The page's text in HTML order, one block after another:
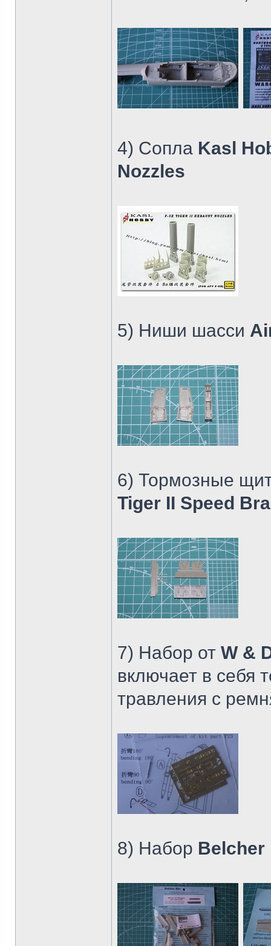
4) Сопла Kasl
Nozzles
5) Ниши шасси
6) Тормозные
Tiger II Speed
7) Набор от W &
включает в себя
травления с
8) Набор Belcher